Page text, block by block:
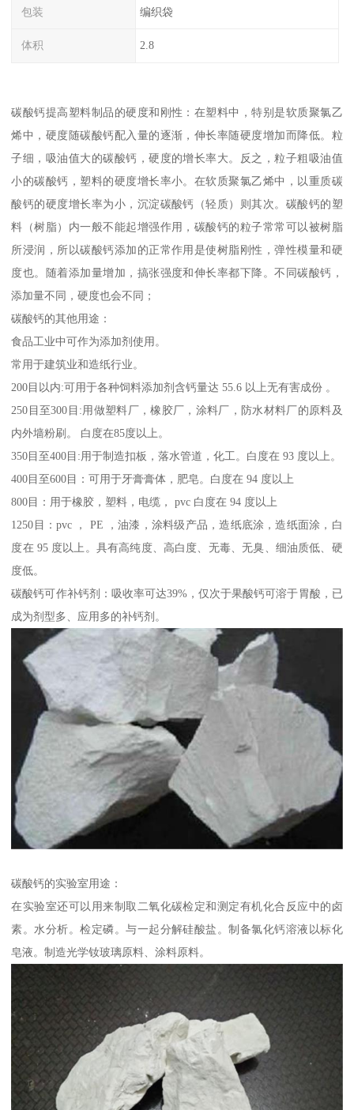
包装 编织袋
体积 2.8
碳酸钙提高塑料制品的硬度和刚性：在塑料中，特别是软质聚氯乙
烯中，硬度随碳酸钙配入量的逐渐，伸长率随硬度增加而降低。粒
子细，吸油值大的碳酸钙，硬度的增长率大。反之，粒子粗吸油值
小的碳酸钙，塑料的硬度增长率小。在软质聚氯乙烯中，以重质碳
酸钙的硬度增长率为小，沉淀碳酸钙（轻质）则其次。碳酸钙的塑
料（树脂）内一般不能起增强作用，碳酸钙的粒子常常可以被树脂
所浸润，所以碳酸钙添加的正常作用是使树脂刚性，弹性模量和硬
度也。随着添加量增加，搞张强度和伸长率都下降。不同碳酸钙，
添加量不同，硬度也会不同；
碳酸钙的其他用途：
食品工业中可作为添加剂使用。
常用于建筑业和造纸行业。
200目以内:可用于各种饲料添加剂含钙量达 55.6 以上无有害成份 。
250目至300目:用做塑料厂，橡胶厂，涂料厂，防水材料厂的原料及
内外墙粉刷。 白度在85度以上。
350目至400目:用于制造扣板，落水管道，化工。白度在 93 度以上。
400目至600目：可用于牙膏膏体，肥皂。白度在 94 度以上
800目：用于橡胶，塑料，电缆， pvc 白度在 94 度以上
1250目：pvc ， PE ，油漆，涂料级产品，造纸底涂，造纸面涂，白
度在 95 度以上。具有高纯度、高白度、无毒、无臭、细油质低、硬
度低。
碳酸钙可作补钙剂：吸收率可达39%，仅次于果酸钙可溶于胃酸，已
成为剂型多、应用多的补钙剂。
碳酸钙的实验室用途：
在实验室还可以用来制取二氧化碳检定和测定有机化合反应中的卤
素。水分析。检定磷。与一起分解硅酸盐。制备氯化钙溶液以标化
皂液。制造光学钕玻璃原料、涂料原料。